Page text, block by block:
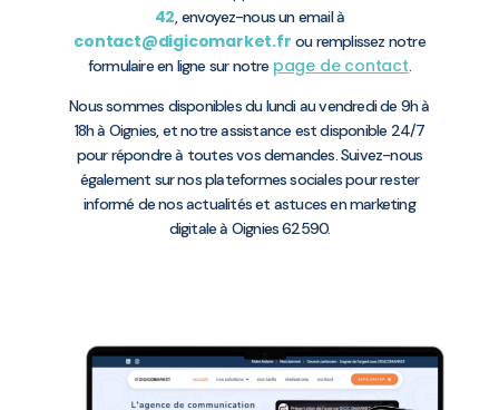
42, envoyez-nous un email à
contact@digicomarket.fr ou remplissez notre
formulaire en ligne sur notre page de contact.
Nous sommes disponibles du lundi au vendredi de 9h à
18h à Oignies, et notre assistance est disponible 24/7
pour répondre à toutes vos demandes. Suivez-nous
également sur nos plateformes sociales pour rester
informé de nos actualités et astuces en marketing
digitale à Oignies 62590.